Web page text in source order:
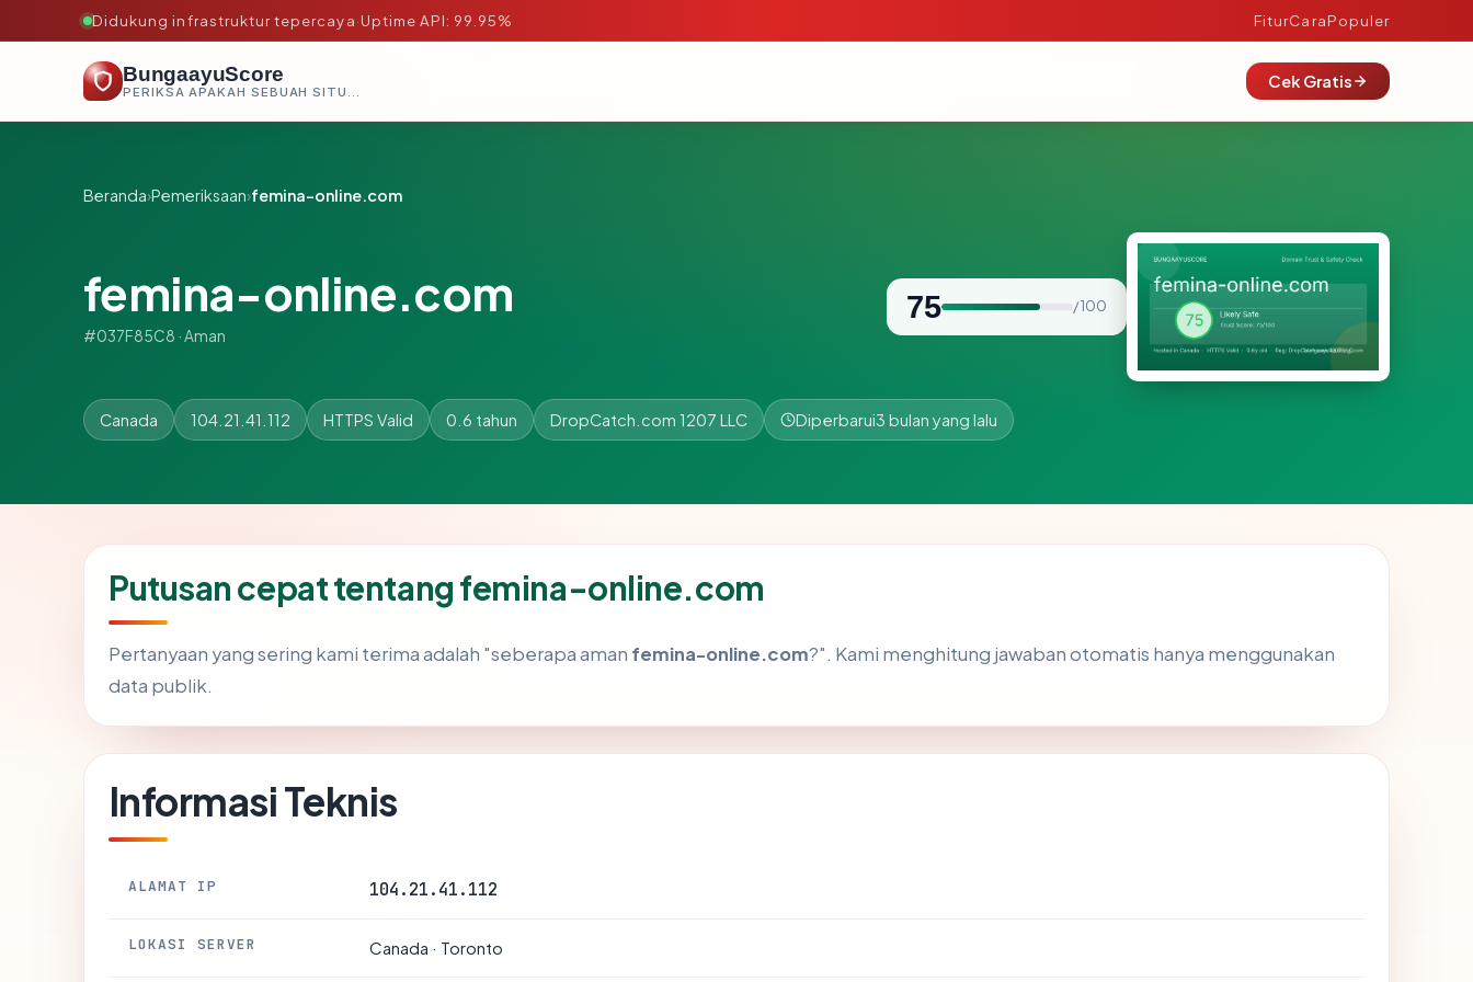
Didukung infrastruktur tepercaya·Uptime API: 99.95% FiturCaraPopuler
BungaayuScore
PERIKSA APAKAH SEBUAH SITUS AMAN, TEPERCAYA, DAN TERVERIFIKASI DALAM HITUNGAN DETIK.
Cek Gratis
Beranda›Pemeriksaan›femina-online.com
femina-online.com
#037F85C8 · Aman
75 / 100
Canada 104.21.41.112 HTTPS Valid 0.6 tahun DropCatch.com 1207 LLC Diperbarui3 bulan yang lalu
Putusan cepat tentang femina-online.com
Pertanyaan yang sering kami terima adalah "seberapa aman femina-online.com?". Kami menghitung jawaban otomatis hanya menggunakan
data publik.
Informasi Teknis
ALAMAT IP 104.21.41.112
LOKASI SERVER Canada · Toronto